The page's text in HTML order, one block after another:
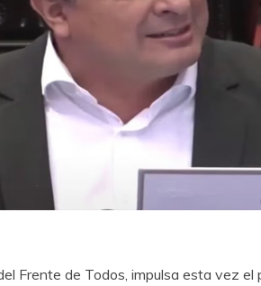
Frente de Todos, impulsa esta vez el